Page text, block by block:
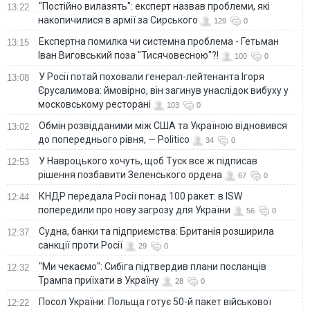
13:22
"Постійно вилазять": експерт назвав проблеми, які
накопичилися в армії за Сирського
129 0
13:15
Eкспертна помилка чи системна проблема - Гетьман
Іван Виговський поза "Тисячовесною"?!
100 0
13:08
У Росії потай поховали генерал-лейтенанта Ігоря
Єрусалимова: ймовірно, він загинув унаслідок вибуху у
московському ресторані
103 0
13:02
Обмін розвідданими між США та Україною відновився
до попереднього рівня, — Politico
34 0
12:53
У Навроцького хочуть, щоб Туск все ж підписав
рішення позбавити Зеленського ордена
67 0
12:44
КНДР передала Росії понад 100 ракет: в ISW
попередили про нову загрозу для України
56 0
12:37
Судна, банки та підприємства: Британія розширила
санкції проти Росії
29 0
12:32
"Ми чекаємо": Сибіга підтвердив плани посланців
Трампа приїхати в Україну
28 0
12:22
Посол України: Польща готує 50-й пакет військової